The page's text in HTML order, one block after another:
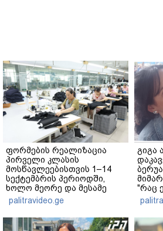
ფორმების რეალიზაცია
პირველი კლასის
მოსწავლეებისთვის 1–14
სექტემბრის პერიოდში,
ხოლო მეორე და მესამე
ეტაპებზე...
palitravideo.ge
გიგა
"რაც
ჩემს
თავს,
ვარ"